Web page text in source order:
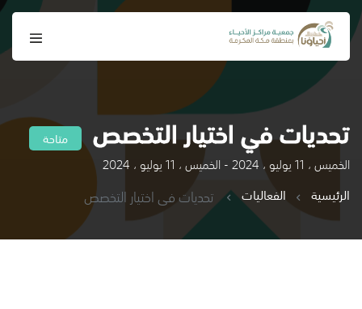
تحديات في اختيار التخصص متاحة
الخميس ، 11 يوليو ، 2024 - الخميس ، 11 يوليو ، 2024
الرئيسية
الفعاليات تحديات في اختيار التخصص